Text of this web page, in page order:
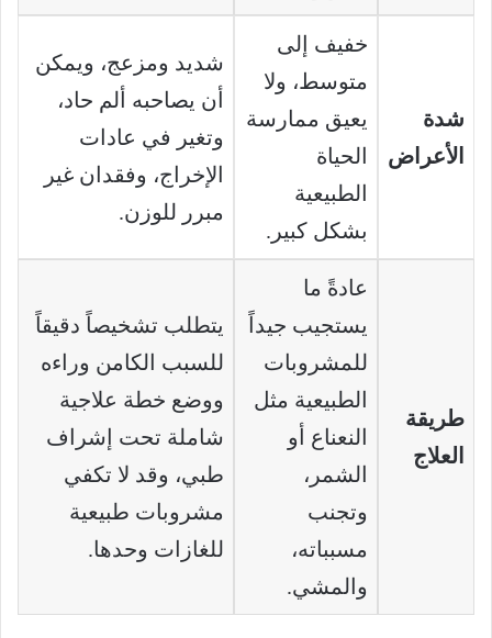
شدة
الأعراض
خفيف إلى
متوسط، ولا
يعيق ممارسة
الحياة
الطبيعية
بشكل كبير.
شديد ومزعج، ويمكن
أن يصاحبه ألم حاد،
وتغير في عادات
الإخراج، وفقدان غير
مبرر للوزن.
طريقة
العلاج
عادةً ما
يستجيب جيداً
للمشروبات
الطبيعية مثل
النعناع أو
الشمر،
وتجنب
مسبباته،
والمشي.
يتطلب تشخيصاً دقيقاً
للسبب الكامن وراءه
ووضع خطة علاجية
شاملة تحت إشراف
طبي، وقد لا تكفي
مشروبات طبيعية
للغازات وحدها.